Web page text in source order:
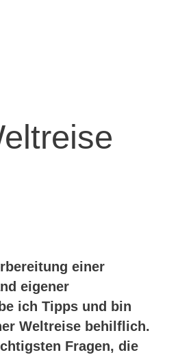
einer
eigener
ich Tipps und bin
Weltreise behilflich.
Fragen, die